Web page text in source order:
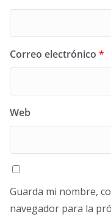
Correo electrónico *
Web
Guarda mi nombre,
navegador para la